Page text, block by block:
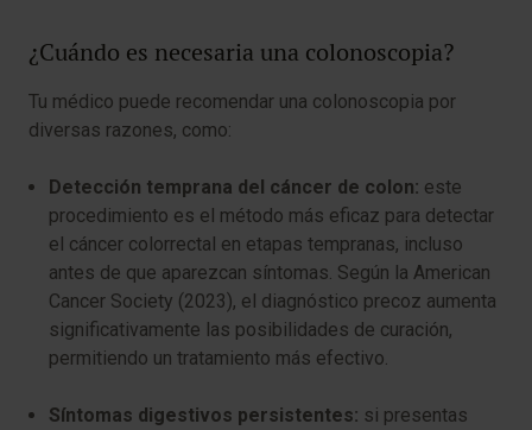
¿Cuándo es necesaria una colonoscopia?
Tu médico puede recomendar una colonoscopia por
diversas razones, como:
Detección temprana del cáncer de colon: este
procedimiento es el método más eficaz para detectar
el cáncer colorrectal en etapas tempranas, incluso
antes de que aparezcan síntomas. Según la American
Cancer Society (2023), el diagnóstico precoz aumenta
significativamente las posibilidades de curación,
permitiendo un tratamiento más efectivo.
Síntomas digestivos persistentes: si presentas